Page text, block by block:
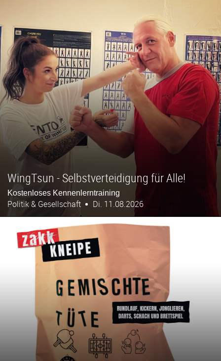
WingTsun - Selbstverteidigung für Alle!
Kostenloses Kennenlerntraining
Politik & Gesellschaft Di. 11.08.2026